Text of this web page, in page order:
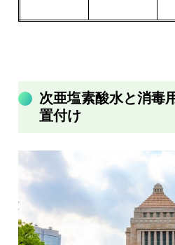
次亜塩素酸水と消毒
置付け